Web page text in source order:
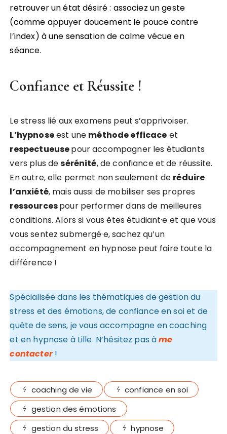
retrouver un état désiré : associez un geste
(comme appuyer doucement le pouce contre
l’index) à une sensation de calme vécue en
séance.
Confiance et Réussite !
Le stress lié aux examens peut s’apprivoiser.
L’hypnoseest une méthode efficace et
respectueusepour accompagner les étudiants
vers plus desérénité, de confiance et de réussite.
En outre, elle permet non seulement de réduire
l’anxiété, mais aussi de mobiliser ses propres
ressourcespour performer dans de meilleures
conditions. Alors si vous êtes étudiant·e et que vous
vous sentez submergé·e, sachez qu’un
accompagnement en hypnose peut faire toute la
différence !
Spécialisée dans les thématiques de gestion du
stress et des émotions, de confiance en soi et de
quête de sens, je vous accompagne en coaching
et en hypnose à Lille. N’hésitez pas àme
contacter!
coaching de vie
confiance en soi
gestion des émotions
gestion du stress
hypnose